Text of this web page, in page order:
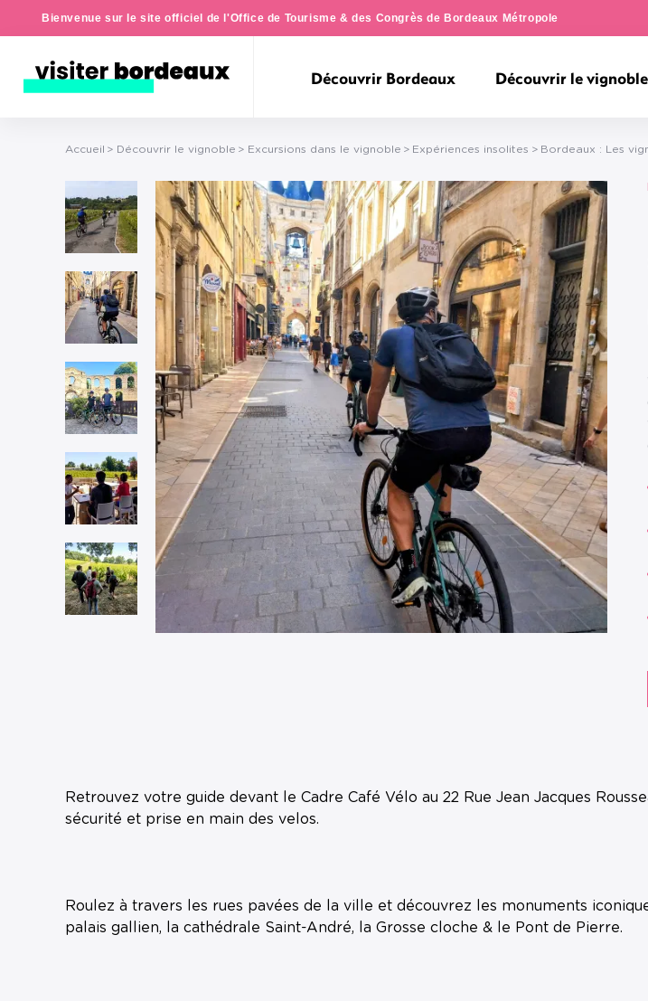
Bienvenue sur le site officiel de l'Office de Tourisme & des Congrès de Bordeaux Métropole
Découvrir Bordeaux Découvrir le vignoble
Accueil Découvrir le vignoble Excursions dans le vignoble Expériences insolites Bordeaux : Les
Retrouvez votre guide devant le Cadre Café Vélo au 22 Rue Jean Jacques
sécurité et prise en main des velos.
Roulez à travers les rues pavées de la ville et découvrez les monuments
palais gallien, la cathédrale Saint-André, la Grosse cloche & le Pont de Pierre.